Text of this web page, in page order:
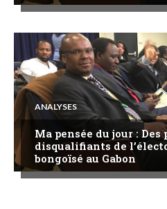
ANALYSES
Ma pensée du jour : Des
disqualifiants de
bongoïsé au Gabon